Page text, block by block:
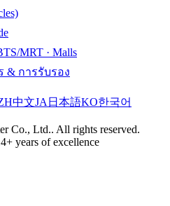
MRT · Malls
& การรับรอง
中文JA 日本語KO한국어
Co., Ltd.. All rights reserved.
years of excellence